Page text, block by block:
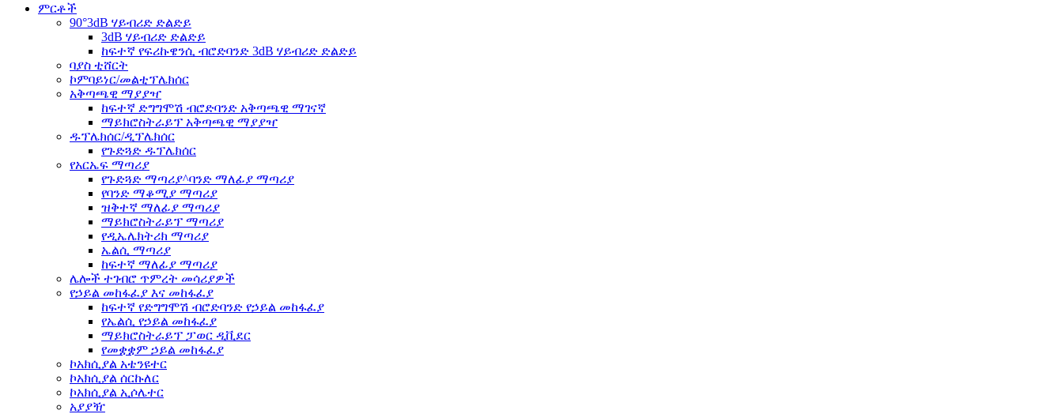
ምርቶች
90°3dB ሃይብሪድ ድልድይ
3dB ሃይብሪድ ድልድይ
ከፍተኛ የፍሪኩዌንሲ ብሮድባንድ 3dB ሃይብሪድ ድልድይ
ባያስ ቲሸርት
ኮምባይነር/መልቲፕሌክሰር
አቅጣጫዊ ማያያዣ
ከፍተኛ ድግግሞሽ ብሮድባንድ አቅጣጫዊ ማገናኛ
ማይክሮስትራይፕ አቅጣጫዊ ማያያዣ
ዱፕሌክሰር/ዲፕሌክሰር
የጉድጓድ ዱፕሌክሰር
የአርኤፍ ማጣሪያ
የጉድጓድ ማጣሪያ^ባንድ ማለፊያ ማጣሪያ
የባንድ ማቆሚያ ማጣሪያ
ዝቅተኛ ማለፊያ ማጣሪያ
ማይክሮስትራይፕ ማጣሪያ
የዲኤሌክትሪክ ማጣሪያ
ኤልሲ ማጣሪያ
ከፍተኛ ማለፊያ ማጣሪያ
ሌሎች ተገብሮ ጥምረት መሳሪያዎች
የኃይል መከፋፈያ እና መከፋፈያ
ከፍተኛ የድግግሞሽ ብሮድባንድ የኃይል መከፋፈያ
የኤልሲ የኃይል መከፋፈያ
ማይክሮስትራይፕ ፓወር ዲቪደር
የመቋቋም ኃይል መከፋፈያ
ኮአክሲያል አቴንዩተር
ኮአክሲያል ሰርኩለር
ኮአክሲያል ኢሶሌተር
አያያዥ